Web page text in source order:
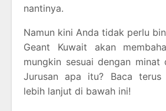
nantinya.
Namun kini Anda tidak perlu
Geant Kuwait akan
mungkin sesuai dengan minat
Jurusan apa itu? Baca terus
lebih lanjut di bawah ini!